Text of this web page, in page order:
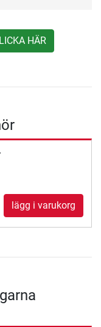
HÄR
lägg i varukorg